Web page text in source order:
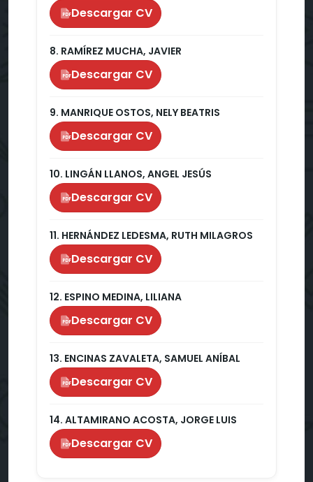
PDFDescargar CV
8. RAMÍREZ MUCHA, JAVIER
PDFDescargar CV
9. MANRIQUE OSTOS, NELY BEATRIS
PDFDescargar CV
10. LINGÁN LLANOS, ANGEL JESÚS
PDFDescargar CV
11. HERNÁNDEZ LEDESMA, RUTH MILAGROS
PDFDescargar CV
12. ESPINO MEDINA, LILIANA
PDFDescargar CV
13. ENCINAS ZAVALETA, SAMUEL ANÍBAL
PDFDescargar CV
14. ALTAMIRANO ACOSTA, JORGE LUIS
PDFDescargar CV